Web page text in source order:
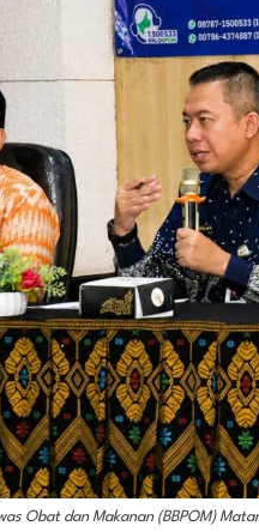
Obat dan Makanan (BBPOM)